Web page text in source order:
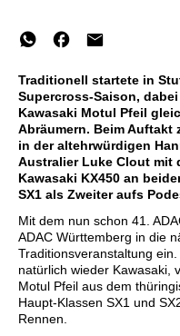
Traditionell startete in
Supercross-Saison,
Kawasaki Motul Pfeil
Abräumern. Beim Auftakt
in der altehrwürdigen
Australier Luke Clout mit
Kawasaki KX450 an
SX1 als Zweiter aufs
Mit dem nun schon 41.
ADAC Württemberg in die
Traditionsveranstaltung
natürlich wieder Kawasaki,
Motul Pfeil aus dem
Haupt-Klassen SX1 und
Rennen.